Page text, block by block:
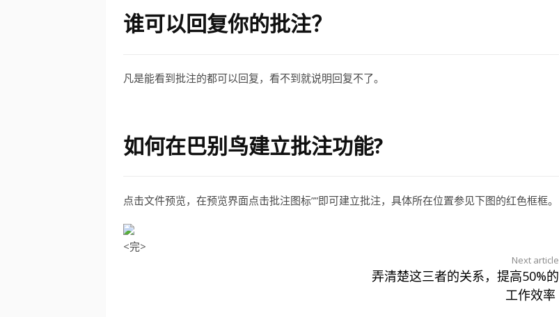
谁可以回复你的批注？
凡是能看到批注的都可以回复，看不到就说明回复不了。
如何在巴别鸟建立批注功能?
点击文件预览，在预览界面点击批注图标””即可建立批注，具体所在位置参见下图的红色框框。
<完>
Next article
弄清楚这三者的关系，提高50%的
工作效率